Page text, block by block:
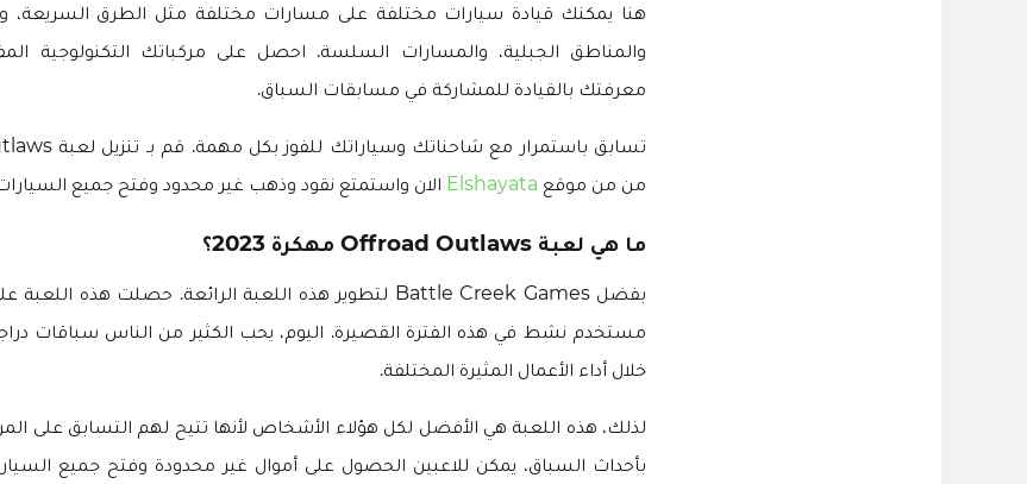
هنا يمكنك قيادة سيارات مختلفة على مسارات مختلفة مثل الطرق السريعة،
والمناطق الجبلية، والمسارات السلسة. احصل على مركباتك التكنولوجية
معرفتك بالقيادة للمشاركة في مسابقات السباق.
من من موقع Elshayata الان واستمتع نقود وذهب غير محدود وفتح جميع
ما هي لعبة Offroad Outlaws مهكرة 2023؟
مستخدم نشط في هذه الفترة القصيرة. اليوم، يحب الكثير من الناس سباقات
خلال أداء الأعمال المثيرة المختلفة.
لذلك، هذه اللعبة هي الأفضل لكل هؤلاء الأشخاص لأنها تتيح لهم التسابق على
بأحداث السباق، يمكن للاعبين الحصول على أموال غير محدودة وفتح جميع